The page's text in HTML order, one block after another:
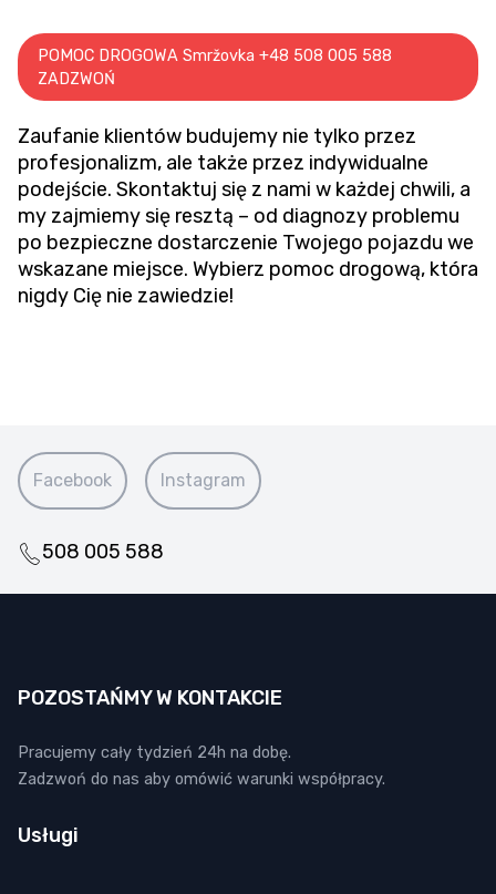
POMOC DROGOWA Smržovka +48 508 005 588
ZADZWOŃ
Zaufanie klientów budujemy nie tylko przez
profesjonalizm, ale także przez indywidualne
podejście. Skontaktuj się z nami w każdej chwili, a
my zajmiemy się resztą – od diagnozy problemu
po bezpieczne dostarczenie Twojego pojazdu we
wskazane miejsce. Wybierz pomoc drogową, która
nigdy Cię nie zawiedzie!
Facebook Instagram
508 005 588
POZOSTAŃMY W KONTAKCIE
Pracujemy cały tydzień 24h na dobę.
Zadzwoń do nas aby omówić warunki współpracy.
Usługi